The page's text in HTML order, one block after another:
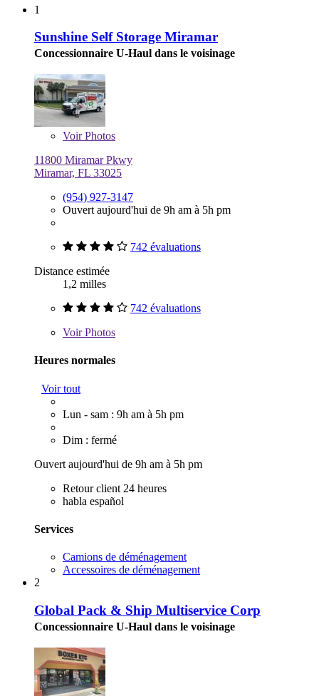
1
Sunshine Self Storage Miramar
Concessionnaire U-Haul dans le voisinage
VoirPhotos
11800 Miramar Pkwy
Miramar, FL 33025
(954) 927-3147
Ouvert aujourd'hui de 9h am à 5h pm
742 évaluations
Distance estimée
1,2 milles
742 évaluations
VoirPhotos
Heures normales
Voir tout
Lun - sam : 9h am à 5h pm
Dim : fermé
Ouvert aujourd'hui de 9h am à 5h pm
Retour client 24 heures
habla español
Services
Camions de déménagement
Accessoires de déménagement
2
Global Pack & Ship Multiservice Corp
Concessionnaire U-Haul dans le voisinage